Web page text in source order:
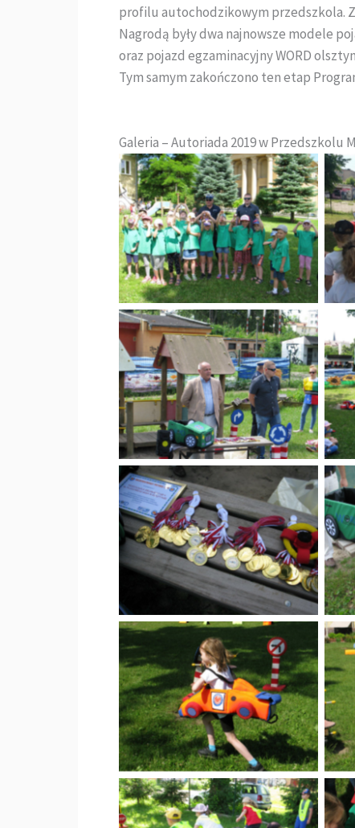
profilu autochodzikowym przedszkola.
Nagrodą były dwa najnowsze modele
oraz pojazd egzaminacyjny WORD
Tym samym zakończono ten etap
Galeria – Autoriada 2019 w Przedszkolu